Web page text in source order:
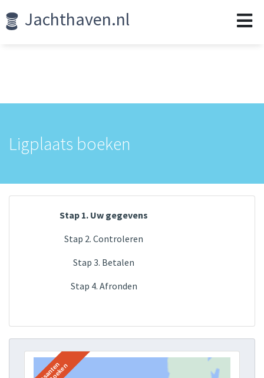
Jachthaven.nl
Ligplaats boeken
Stap 1. Uw gegevens
Stap 2. Controleren
Stap 3. Betalen
Stap 4. Afronden